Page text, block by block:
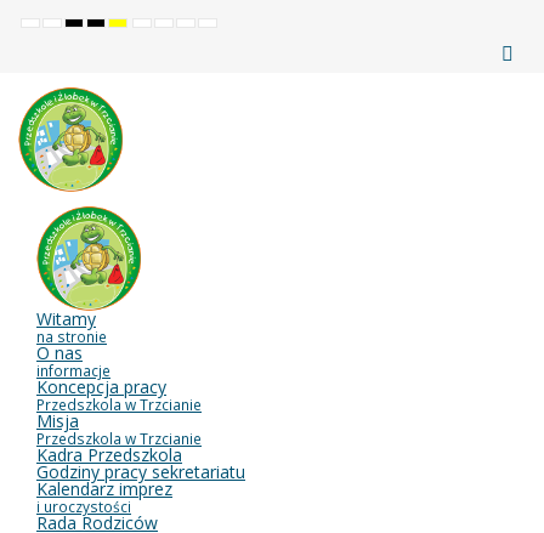
TrybTrybTryb
wysokim
kontraście
Tryb
kontraście
TrybUstawUstawZwiększ
Ustaw
Witamy
na stronie
O nas
informacje
Koncepcja pracy
Przedszkola w Trzcianie
Misja
Przedszkola w Trzcianie
Kadra Przedszkola
Godziny pracy sekretariatu
Kalendarz imprez
i uroczystości
Rada Rodziców